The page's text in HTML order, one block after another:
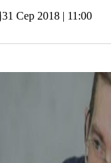
31 Сер 2018 | 11:00